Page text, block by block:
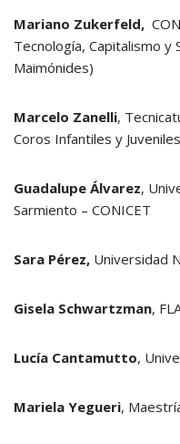
Mariano Zukerfeld,
Tecnología, Capitalismo y
Maimónides)
Marcelo Zanelli,
Coros Infantiles y
Guadalupe Álvarez,
Sarmiento – CONICET
Sara Pérez, Universidad
Gisela Schwartzman,
Lucía Cantamutto,
Mariela Yegueri,